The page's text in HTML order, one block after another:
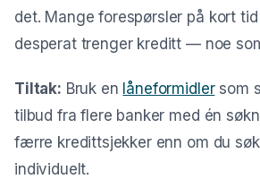
det. Mange forespørsler på kort
desperat trenger kreditt — noe
Tiltak: Bruk en låneformidlersom
tilbud fra flere banker med én
færre kredittsjekker enn om du
individuelt.